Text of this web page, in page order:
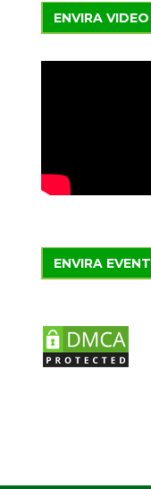
ENVIRA VIDEO
ENVIRA EVENT